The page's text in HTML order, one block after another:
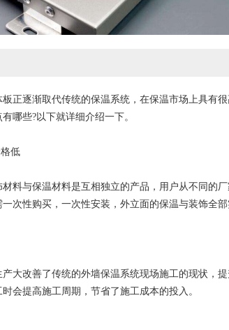
正逐渐取代传统的保温系统，在保温市场上具有
哪些?以下就详细介绍一下。
低
与保温材料是互相独立的产品，用户从不同的厂
次性购买，一次性安装，外立面的保温与装饰全
改善了传统的外墙保温系统现场施工的现状，提
会提高施工周期，节省了施工成本的投入。